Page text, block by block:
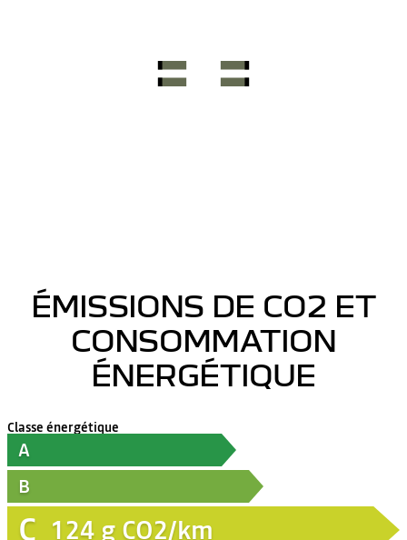
ÉMISSIONS DE CO2 ET
CONSOMMATION
ÉNERGÉTIQUE
Classe énergétique
A
B
C 124 g CO2/km